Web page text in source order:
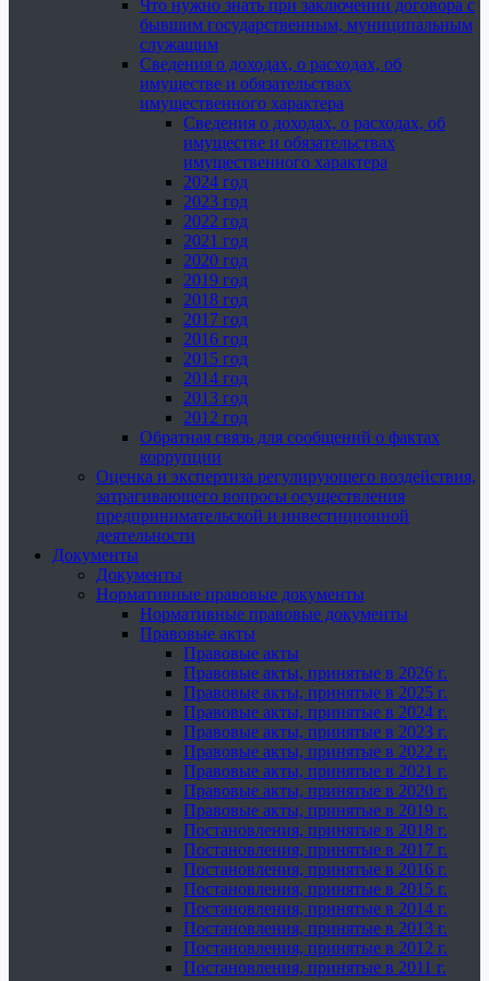
Что нужно знать при заключении договора с
бывшим государственным, муниципальным
служащим
Сведения о доходах, о расходах, об
имуществе и обязательствах
имущественного характера
Сведения о доходах, о расходах, об
имуществе и обязательствах
имущественного характера
2024 год
2023 год
2022 год
2021 год
2020 год
2019 год
2018 год
2017 год
2016 год
2015 год
2014 год
2013 год
2012 год
Обратная связь для сообщений о фактах
коррупции
Оценка и экспертиза регулирующего воздействия,
затрагивающего вопросы осуществления
предпринимательской и инвестиционной
деятельности
Документы
Документы
Нормативные правовые документы
Нормативные правовые документы
Правовые акты
Правовые акты
Правовые акты, принятые в 2026 г.
Правовые акты, принятые в 2025 г.
Правовые акты, принятые в 2024 г.
Правовые акты, принятые в 2023 г.
Правовые акты, принятые в 2022 г.
Правовые акты, принятые в 2021 г.
Правовые акты, принятые в 2020 г.
Правовые акты, принятые в 2019 г.
Постановления, принятые в 2018 г.
Постановления, принятые в 2017 г.
Постановления, принятые в 2016 г.
Постановления, принятые в 2015 г.
Постановления, принятые в 2014 г.
Постановления, принятые в 2013 г.
Постановления, принятые в 2012 г.
Постановления, принятые в 2011 г.